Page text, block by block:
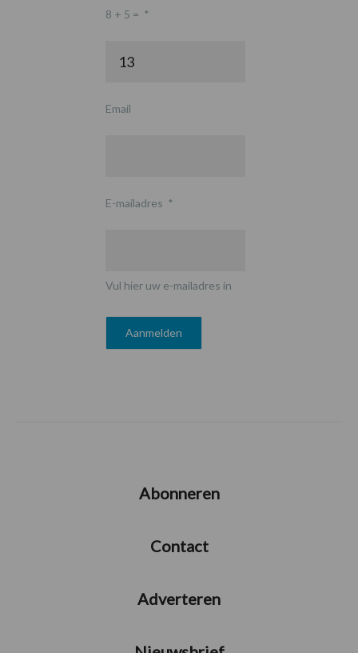
8 + 5 = *
Email
E-mailadres *
Vul hier uw e-mailadres in
Abonneren
Contact
Adverteren